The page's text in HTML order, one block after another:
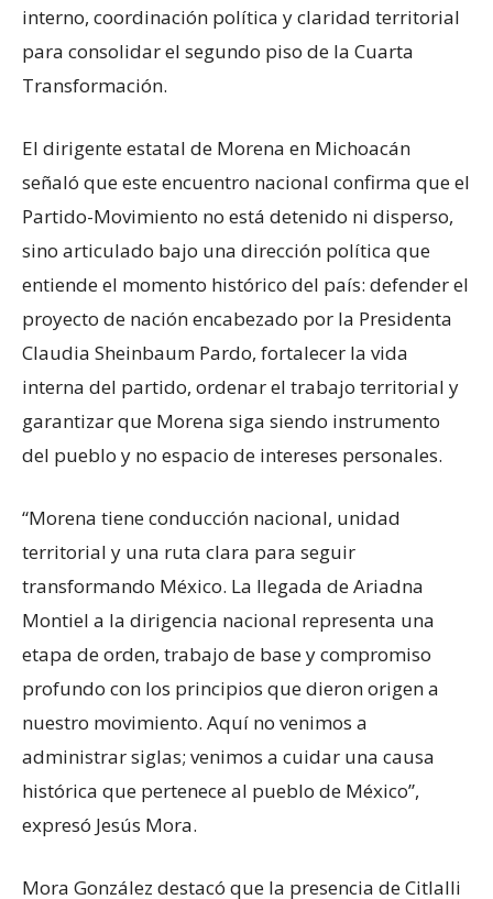
interno, coordinación política y claridad territorial
para consolidar el segundo piso de la Cuarta
Transformación.
El dirigente estatal de Morena en Michoacán
señaló que este encuentro nacional confirma que el
Partido-Movimiento no está detenido ni disperso,
sino articulado bajo una dirección política que
entiende el momento histórico del país: defender el
proyecto de nación encabezado por la Presidenta
Claudia Sheinbaum Pardo, fortalecer la vida
interna del partido, ordenar el trabajo territorial y
garantizar que Morena siga siendo instrumento
del pueblo y no espacio de intereses personales.
“Morena tiene conducción nacional, unidad
territorial y una ruta clara para seguir
transformando México. La llegada de Ariadna
Montiel a la dirigencia nacional representa una
etapa de orden, trabajo de base y compromiso
profundo con los principios que dieron origen a
nuestro movimiento. Aquí no venimos a
administrar siglas; venimos a cuidar una causa
histórica que pertenece al pueblo de México”,
expresó Jesús Mora.
Mora González destacó que la presencia de Citlalli